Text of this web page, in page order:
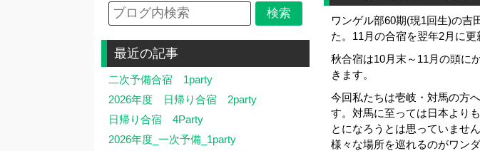
最近の記事
二次予備合宿 1party
2026年度 日帰り合宿 2party
日帰り合宿 4Party
2026年度_一次予備_1party
ワンゲル部60期(現1回生)の吉
た。11月の合宿を翌年2月に
秋合宿は10月末～11月の頭に
きます。
今回私たちは壱岐・対馬の方
す。対馬に至っては日本より
とになろうとは思っていませ
様々な場所を巡れるのがワン